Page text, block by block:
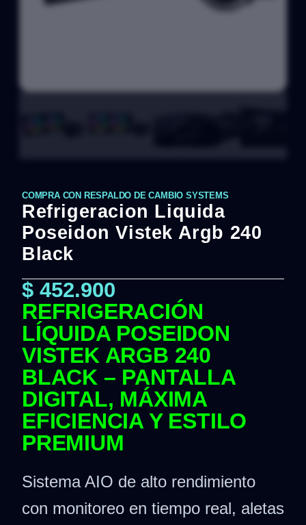
COMPRA CON RESPALDO DE CAMBIO SYSTEMS
Refrigeracion Liquida
Poseidon Vistek Argb 240
Black
$ 452.900
REFRIGERACIÓN
LÍQUIDA POSEIDON
VISTEK ARGB 240
BLACK – PANTALLA
DIGITAL, MÁXIMA
EFICIENCIA Y ESTILO
PREMIUM
Sistema AIO de alto rendimiento
con monitoreo en tiempo real, aletas